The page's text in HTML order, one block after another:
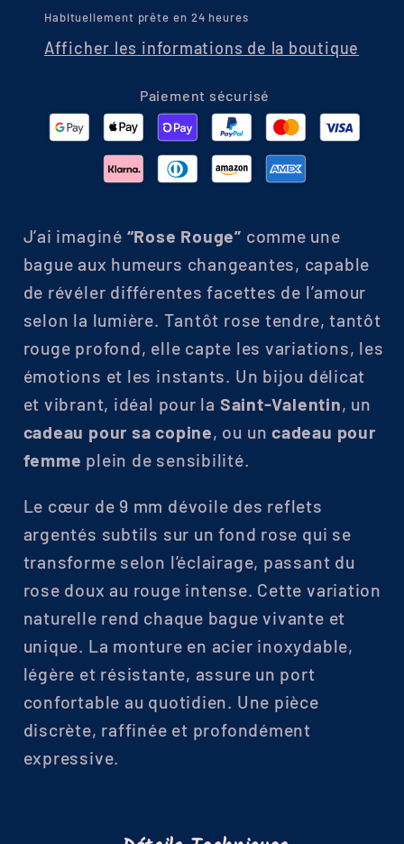
Habituellement prête en 24 heures
Afficher les informations de la boutique
Paiement sécurisé
J’ai imaginé “Rose Rouge” comme une
bague aux humeurs changeantes, capable
de révéler différentes facettes de l’amour
selon la lumière. Tantôt rose tendre, tantôt
rouge profond, elle capte les variations, les
émotions et les instants. Un bijou délicat
et vibrant, idéal pour la Saint-Valentin, un
cadeau pour sa copine, ou uncadeau pour
femme plein de sensibilité.
Le cœur de 9 mm dévoile des reflets
argentés subtils sur un fond rose qui se
transforme selon l’éclairage, passant du
rose doux au rouge intense. Cette variation
naturelle rend chaque bague vivante et
unique. La monture en acier inoxydable,
légère et résistante, assure un port
confortable au quotidien. Une pièce
discrète, raffinée et profondément
expressive.